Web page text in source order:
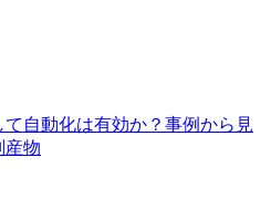
自動化は有効か？事例から見
産物